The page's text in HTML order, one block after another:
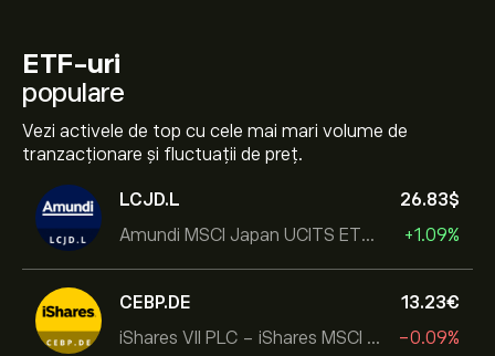
ETF-uri
populare
Vezi activele de top cu cele mai mari volume de
tranzacționare și fluctuații de preț.
LCJD.L
Amundi MSCI Japan UCITS ETF Acc
26.83‎$‎
+1.09%
CEBP.DE
iShares VII PLC - iShares MSCI EMU USD Hedged UCITS ETF
13.23‎€‎
-0.09%